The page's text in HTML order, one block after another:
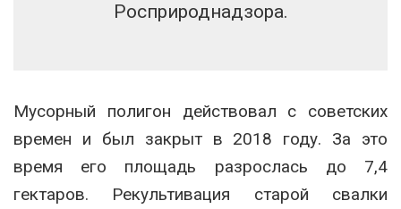
Росприроднадзора.
Мусорный полигон действовал с советских
времен и был закрыт в 2018 году. За это
время его площадь разрослась до 7,4
гектаров. Рекультивация старой свалки